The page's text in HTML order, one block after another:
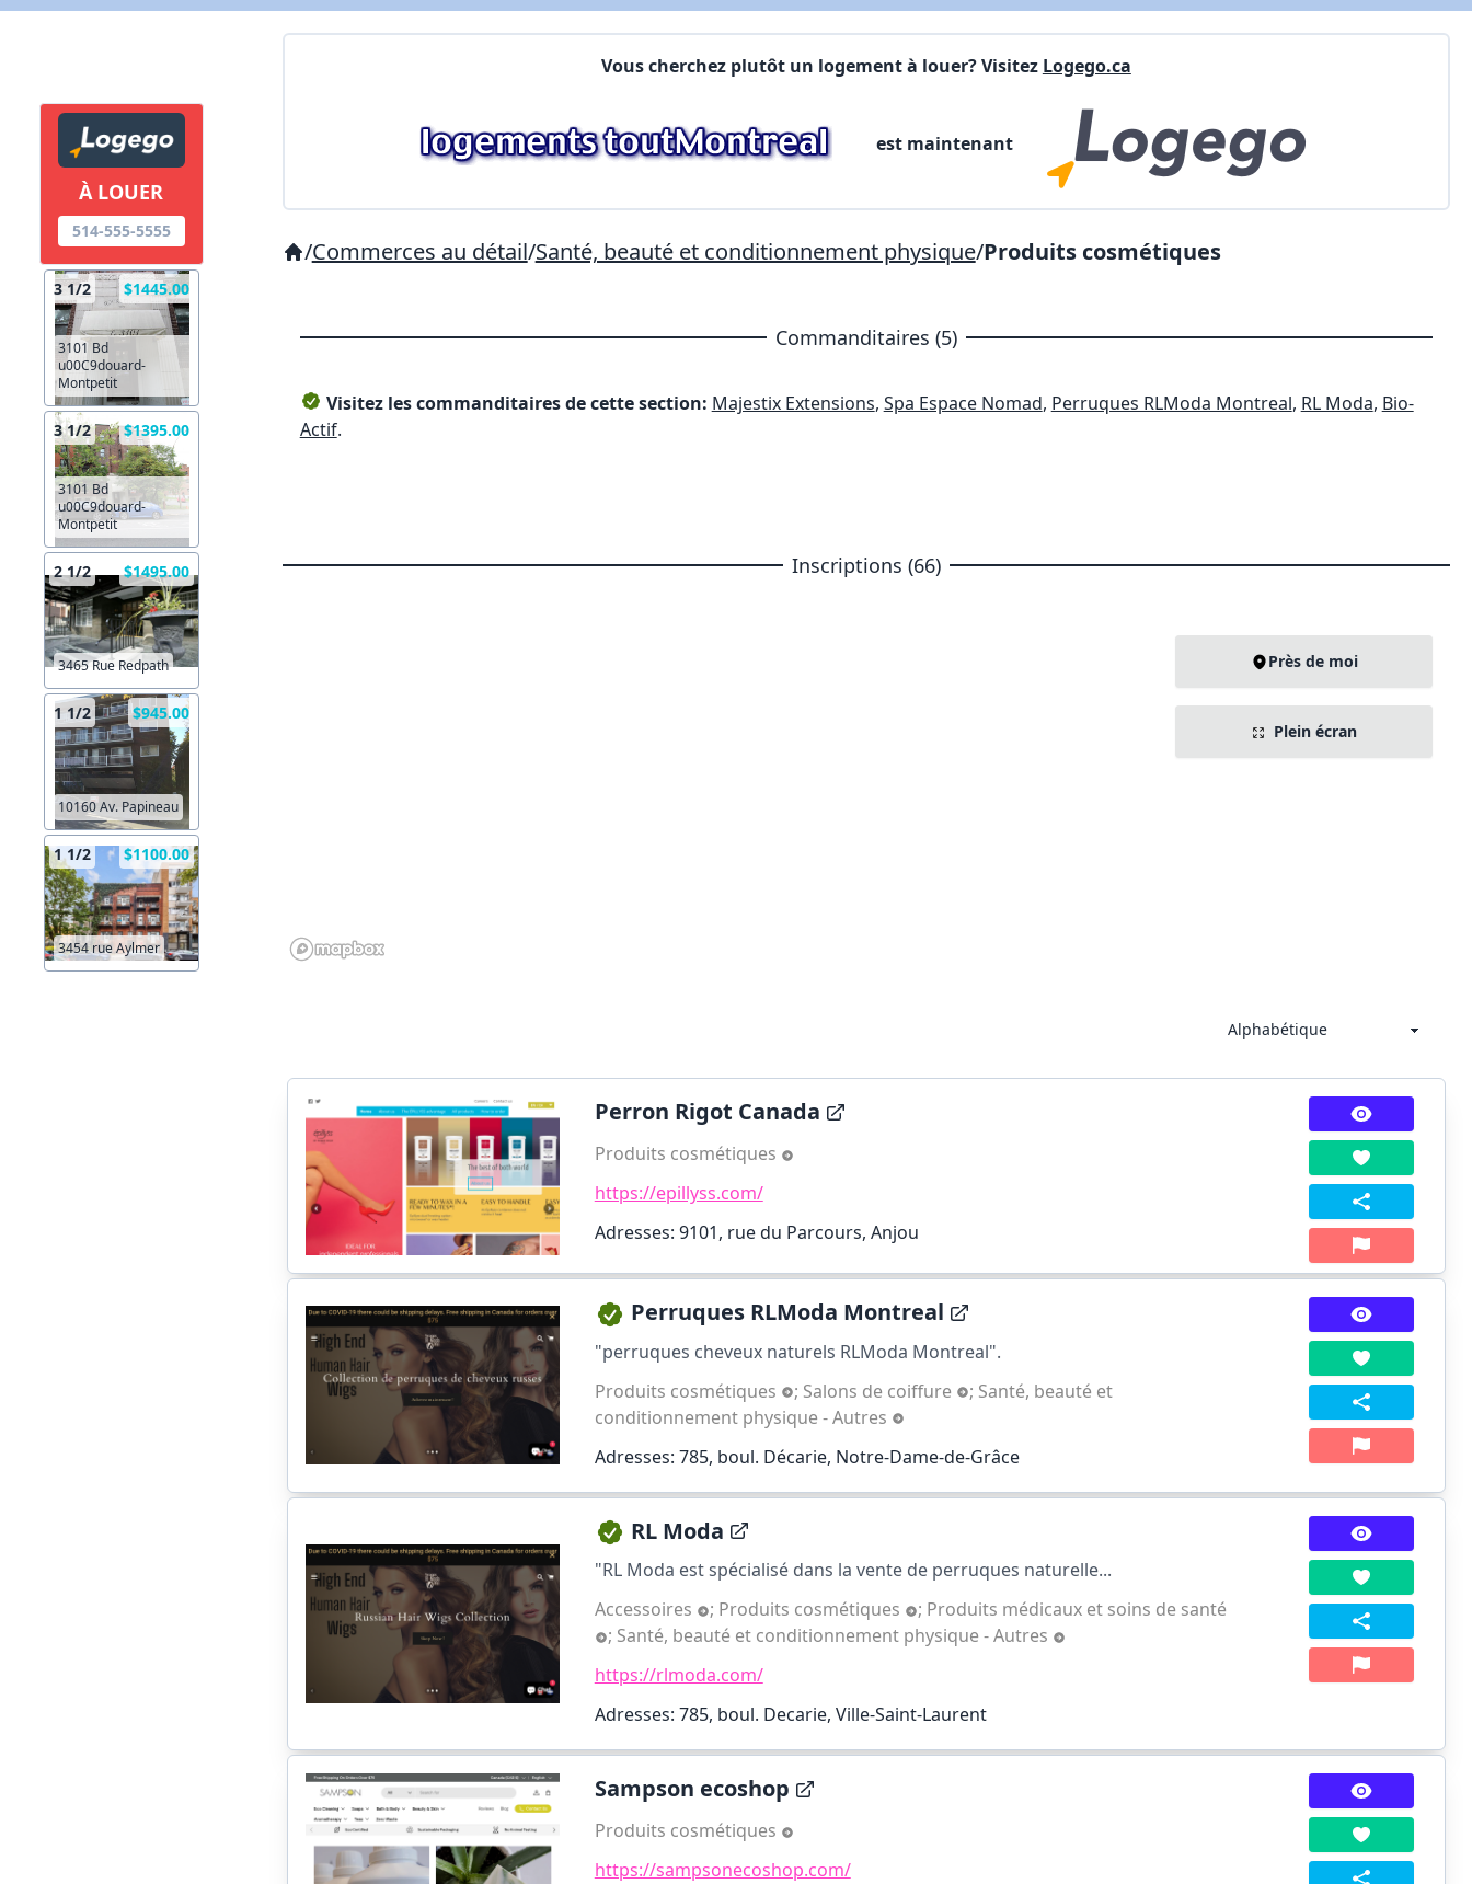
À LOUER
514-555-5555
3 1/2 $1445.00
3101 Bd
u00C9douard-
Montpetit
3 1/2 $1395.00
3101 Bd
u00C9douard-
Montpetit
2 1/2 $1495.00
3465 Rue Redpath
1 1/2 $945.00
10160 Av. Papineau
1 1/2 $1100.00
3454 rue Aylmer
Vous cherchez plutôt un logement à louer? Visitez Logego.ca
est maintenant
/Commerces au détail/Santé, beauté et conditionnement physique/Produits cosmétiques
Commanditaires (5)
Visitez les commanditaires de cette section: Majestix Extensions, Spa Espace Nomad, Perruques RLModa Montreal, RL Moda, Bio-
Actif.
Inscriptions (66)
Près de moi
Plein écran
Perron Rigot Canada
Produits cosmétiques
https://epillyss.com/
Adresses: 9101, rue du Parcours, Anjou
Perruques RLModa Montreal
"perruques cheveux naturels RLModa Montreal".
Produits cosmétiques
; Salons de coiffure ; Santé, beauté et
conditionnement physique - Autres
Adresses: 785, boul. Décarie, Notre-Dame-de-Grâce
RL Moda
"RL Moda est spécialisé dans la vente de perruques naturelle...
Accessoires
; Produits cosmétiques ; Produits médicaux et soins de santé
; Santé, beauté et conditionnement physique - Autres
https://rlmoda.com/
Adresses: 785, boul. Decarie, Ville-Saint-Laurent
Sampson ecoshop
Produits cosmétiques
https://sampsonecoshop.com/
X Fermer Envoyez
Commentaires: